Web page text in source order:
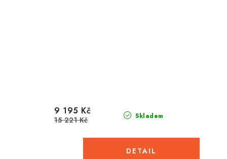
Skladem
9 195 Kč
15 221 Kč